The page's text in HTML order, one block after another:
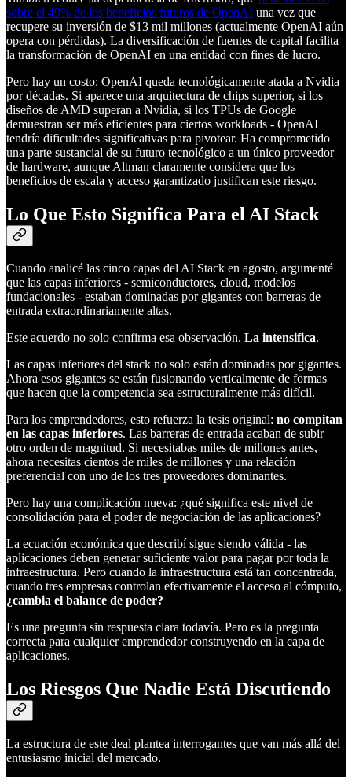
sobre el 49% de los beneficios futuros de OpenAI una vez que
recupere su inversión de $13 mil millones (actualmente OpenAI aún
opera con pérdidas). La diversificación de fuentes de capital facilita
la transformación de OpenAI en una entidad con fines de lucro.
Pero hay un costo: OpenAI queda tecnológicamente atada a Nvidia
por décadas. Si aparece una arquitectura de chips superior, si los
diseños de AMD superan a Nvidia, si los TPUs de Google
demuestran ser más eficientes para ciertos workloads - OpenAI
tendría dificultades significativas para pivotear. Ha comprometido
una parte sustancial de su futuro tecnológico a un único proveedor
de hardware, aunque Altman claramente considera que los
beneficios de escala y acceso garantizado justifican este riesgo.
Lo Que Esto Significa Para el AI Stack
Cuando analicé las cinco capas del AI Stack en agosto, argumenté
que las capas inferiores - semiconductores, cloud, modelos
fundacionales - estaban dominadas por gigantes con barreras de
entrada extraordinariamente altas.
Este acuerdo no solo confirma esa observación. La intensifica.
Las capas inferiores del stack no solo están dominadas por gigantes.
Ahora esos gigantes se están fusionando verticalmente de formas
que hacen que la competencia sea estructuralmente más difícil.
Para los emprendedores, esto refuerza la tesis original: no compitan
en las capas inferiores. Las barreras de entrada acaban de subir
otro orden de magnitud. Si necesitabas miles de millones antes,
ahora necesitas cientos de miles de millones y una relación
preferencial con uno de los tres proveedores dominantes.
Pero hay una complicación nueva: ¿qué significa este nivel de
consolidación para el poder de negociación de las aplicaciones?
La ecuación económica que describí sigue siendo válida - las
aplicaciones deben generar suficiente valor para pagar por toda la
infraestructura. Pero cuando la infraestructura está tan concentrada,
cuando tres empresas controlan efectivamente el acceso al cómputo,
¿cambia el balance de poder?
Es una pregunta sin respuesta clara todavía. Pero es la pregunta
correcta para cualquier emprendedor construyendo en la capa de
aplicaciones.
Los Riesgos Que Nadie Está Discutiendo
La estructura de este deal plantea interrogantes que van más allá del
entusiasmo inicial del mercado.